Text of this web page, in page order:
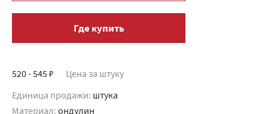
Где купить
520 - 545 ₽ Цена за штуку
Единица продажи: штука
Материал: ондулин